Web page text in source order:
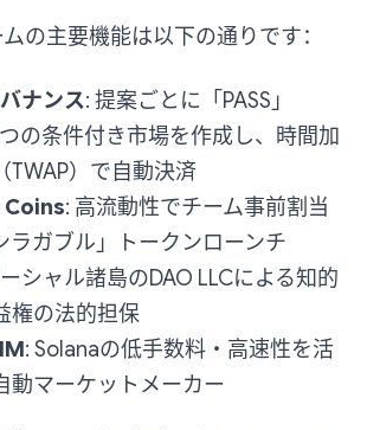
の主要機能は以下の通りです：
ナンス: 提案ごとに「PASS」
つの条件付き市場を作成し、時間加
TWAP）で自動決済
: 高流動性でチーム事前割当
ラガブル」トークンローンチ
シャル諸島のDAO LLCによる知的
権の法的担保
: Solanaの低手数料・高速性を活
動マーケットメーカー